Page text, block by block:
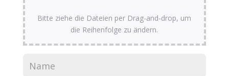
Bitte ziehe die Dateien per Drag-and-drop, um
die Reihenfolge zu ändern.